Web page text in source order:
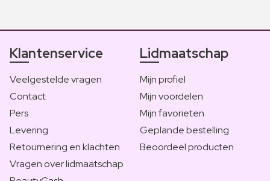
Klantenservice
Veelgestelde vragen
Contact
Pers
Levering
Retournering en klachten
Vragen over lidmaatschap
Lidmaatschap
Mijn profiel
Mijn voordelen
Mijn favorieten
Geplande bestelling
Beoordeel producten